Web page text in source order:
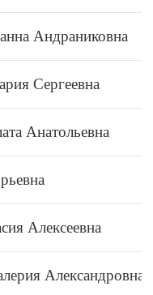
Андраниковна
Сергеевна
Анатольевна
Алексеевна
Александровна